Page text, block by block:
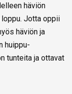
häviön
Jotta oppii
häviön ja
huippu-
tunteita ja ottavat